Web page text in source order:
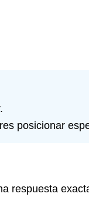
posicionar
respuesta